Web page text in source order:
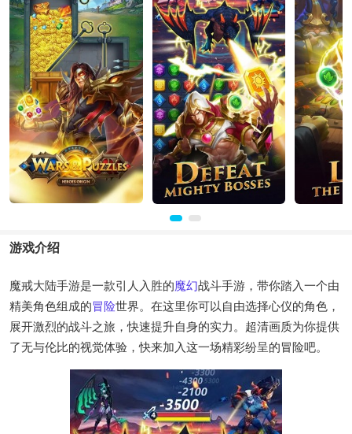
游戏介绍
魔戒大陆手游是一款引人入胜的魔幻战斗手游，带你踏入一个由
精美角色组成的冒险世界。在这里你可以自由选择心仪的角色，
展开激烈的战斗之旅，快速提升自身的实力。超清画质为你提供
了无与伦比的视觉体验，快来加入这一场精彩纷呈的冒险吧。